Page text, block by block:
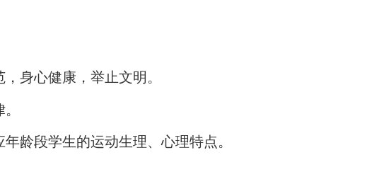
身心健康，举止文明。
。
龄段学生的运动生理、心理特点。